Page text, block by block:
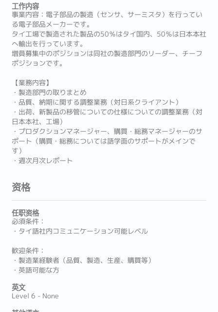
工作内容
事業内容：電子部品の製造（センサ、サーミスタ）を行ってい
る電子部品メーカーです。
タイ工場で製造された製品の50％はタイ国内、50％は日本本社
へ輸出を行っています。
増員募集中のポジションは同社の製造部門のリーダー、チーフ
ポジションです。
【業務内容】
・製造部門の取りまとめ
・品質、納期に関する調整業務（対日系クライアント）
・出荷、新製品の移管についての仕様についての調整業務（対
日本本社、工場）
・プロダクションマネージャー、購買・総務マネージャーのサ
ポート（購買・総務については語学面のサポートがメインで
す）
・週次月次レポート
资格
任职资格
必須条件：
・タイ語社内コミュニケーション可能レベル
歓迎条件：
・製造業経験者（品質、製造、生産、購買等）
・英語可能な方
英文
Level 6 - None